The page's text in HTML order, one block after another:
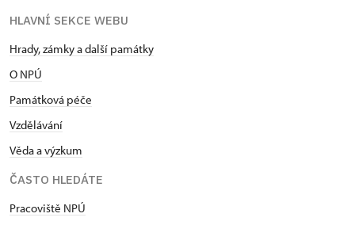
HLAVNÍ SEKCE WEBU
Hrady, zámky a další památky
O NPÚ
Památková péče
Vzdělávání
Věda a výzkum
ČASTO HLEDÁTE
Pracoviště NPÚ